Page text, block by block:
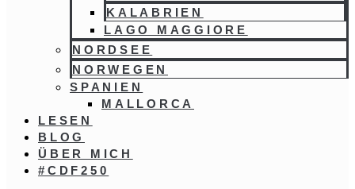
KALABRIEN
LAGO MAGGIORE
NORDSEE
NORWEGEN
SPANIEN
MALLORCA
LESEN
BLOG
ÜBER MICH
#CDF250